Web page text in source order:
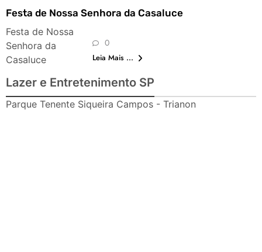
Festa de Nossa Senhora da Casaluce
Festa de Nossa
Senhora da
Casaluce
0
Leia Mais ...
Lazer e Entretenimento SP
Parque Tenente Siqueira Campos - Trianon